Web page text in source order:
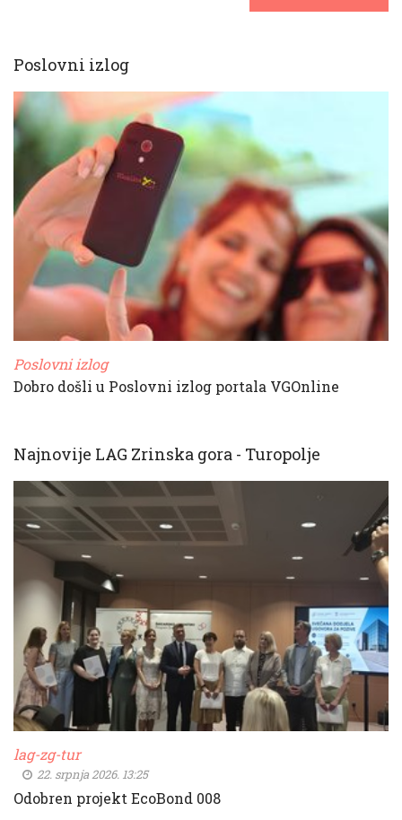
Poslovni izlog
Poslovni izlog
Dobro došli u Poslovni izlog portala VGOnline
Najnovije LAG Zrinska gora - Turopolje
lag-zg-tur
22. srpnja 2026. 13:25
Odobren projekt EcoBond 008